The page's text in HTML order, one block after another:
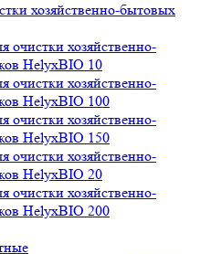
хозяйственно-бытовых
очистки хозяйственно-
HelyxBIO 10
очистки хозяйственно-
HelyxBIO 100
очистки хозяйственно-
HelyxBIO 150
очистки хозяйственно-
HelyxBIO 20
очистки хозяйственно-
HelyxBIO 200